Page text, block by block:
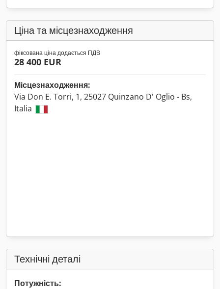
Ціна та місцезнаходження
фіксована ціна додається ПДВ
28 400 EUR
Місцезнаходження:
Via Don E. Torri, 1, 25027 Quinzano D' Oglio - Bs,
Italia
Технічні деталі
Потужність: